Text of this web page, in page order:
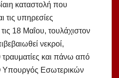
καταστολή που
τις υπηρεσίες
18 Μαΐου, τουλάχιστον
νεκροί,
και πάνω από
Υπουργός Εσωτερικών